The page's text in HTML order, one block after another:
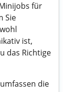
für
Sie
ist,
das Richtige
die